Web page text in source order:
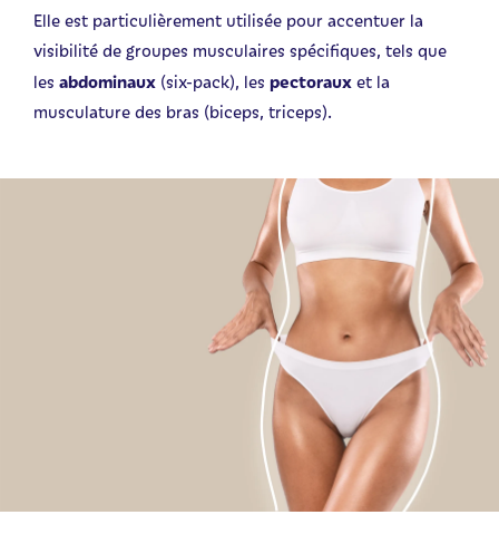
Elle est particulièrement utilisée pour accentuer la
visibilité de groupes musculaires spécifiques, tels que
les abdominaux (six-pack), les pectoraux et la
musculature des bras (biceps, triceps).